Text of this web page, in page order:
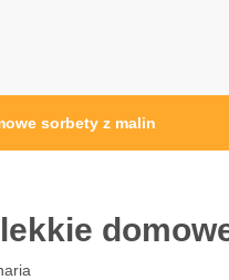
sorbety z malin